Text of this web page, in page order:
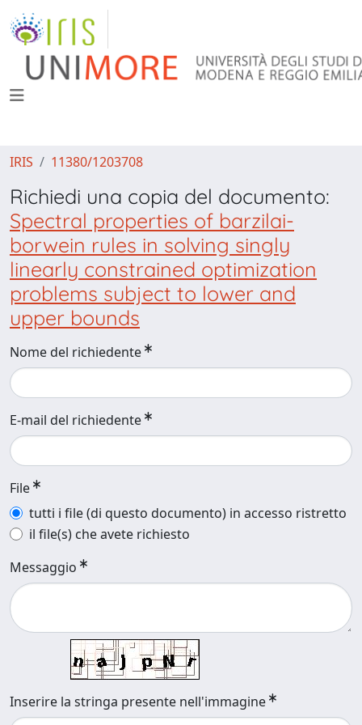
IRIS 11380/1203708
Richiedi una copia del documento:
Spectral properties of barzilai-
borwein rules in solving singly
linearly constrained optimization
problems subject to lower and
upper bounds
Nome del richiedente
E-mail del richiedente
File
tutti i file (di questo documento) in accesso ristretto
il file(s) che avete richiesto
Messaggio
Inserire la stringa presente nell'immagine